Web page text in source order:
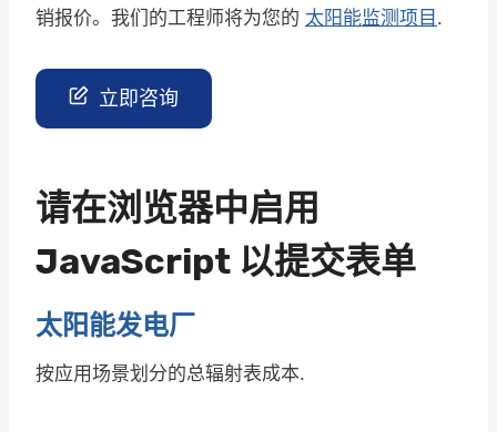
销报价。我们的工程师将为您的 太阳能监测项目 .
立即咨询
请在浏览器中启用
JavaScript 以提交表单
太阳能发电厂
按应用场景划分的总辐射表成本.